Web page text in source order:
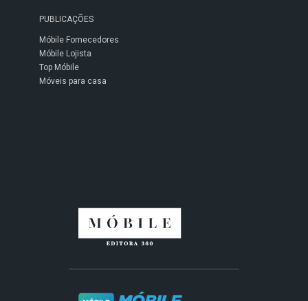
PUBLICAÇÕES
Móbile Fornecedores
Móbile Lojista
Top Móbile
Móveis para casa